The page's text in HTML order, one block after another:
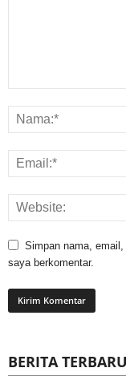
Simpan nama,
saya berkomentar.
BERITA TERBARU